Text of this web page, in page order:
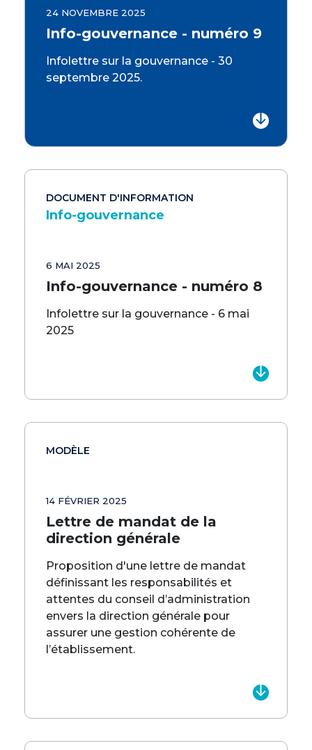
24 NOVEMBRE 2025
Info-gouvernance - numéro 9
Infolettre sur la gouvernance - 30
septembre 2025.
DOCUMENT D'INFORMATION
Info-gouvernance
6 MAI 2025
Info-gouvernance - numéro 8
Infolettre sur la gouvernance - 6 mai
2025
MODÈLE
14 FÉVRIER 2025
Lettre de mandat de la
direction générale
Proposition d'une lettre de mandat
définissant les responsabilités et
attentes du conseil d’administration
envers la direction générale pour
assurer une gestion cohérente de
l’établissement.